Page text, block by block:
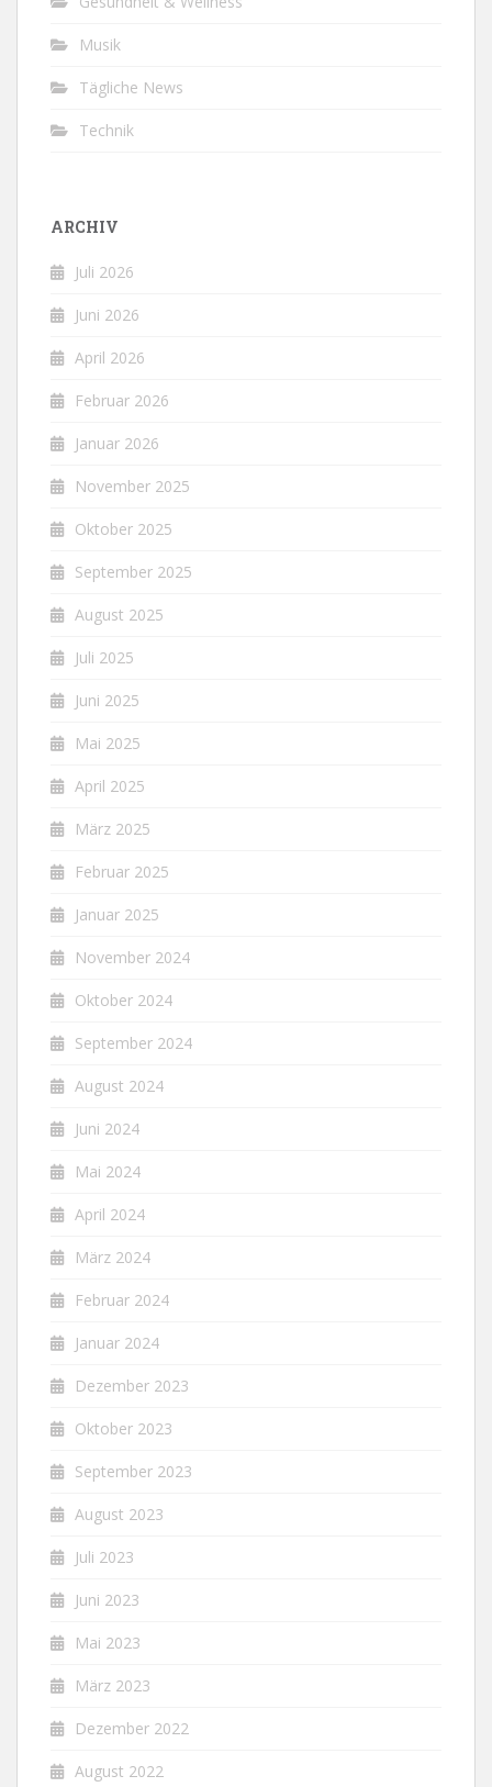
Musik
Tägliche News
Technik
ARCHIV
Juli 2026
Juni 2026
April 2026
Februar 2026
Januar 2026
November 2025
Oktober 2025
September 2025
August 2025
Juli 2025
Juni 2025
Mai 2025
April 2025
März 2025
Februar 2025
Januar 2025
November 2024
Oktober 2024
September 2024
August 2024
Juni 2024
Mai 2024
April 2024
März 2024
Februar 2024
Januar 2024
Dezember 2023
Oktober 2023
September 2023
August 2023
Juli 2023
Juni 2023
Mai 2023
März 2023
Dezember 2022
August 2022